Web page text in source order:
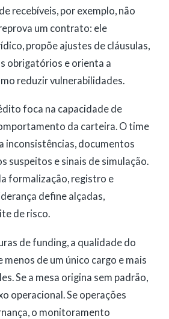
recebíveis, por exemplo, não
um contrato: ele
propõe ajustes de cláusulas,
obrigatórios e orienta a
reduzir vulnerabilidades.
foca na capacidade de
da carteira. O time
inconsistências, documentos
suspeitos e sinais de simulação.
formalização, registro e
define alçadas,
de risco.
de funding, a qualidade do
de um único cargo e mais
Se a mesa origina sem padrão,
operacional. Se operações
o monitoramento